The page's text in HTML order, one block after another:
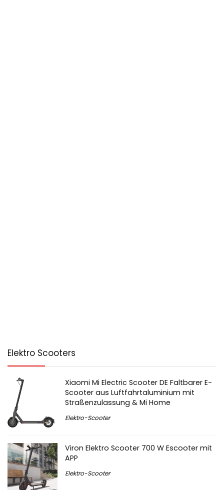
Elektro Scooters
Xiaomi Mi Electric Scooter DE Faltbarer E-
Scooter aus Luftfahrtaluminium mit
Straßenzulassung & Mi Home
Elektro-Scooter
Viron Elektro Scooter 700 W Escooter mit
APP
Elektro-Scooter